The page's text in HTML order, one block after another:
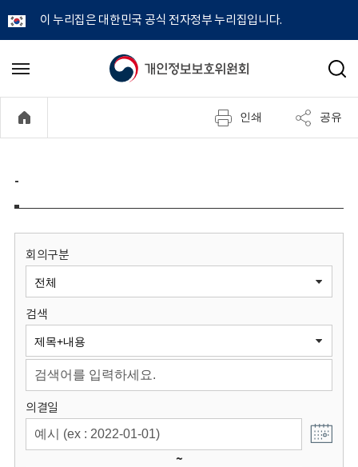
이 누리집은 대한민국 공식 전자정부 누리집입니다.
개
정
보
원
회
메
기
검
인쇄 공유
-
회의구분
검색
의결일
~